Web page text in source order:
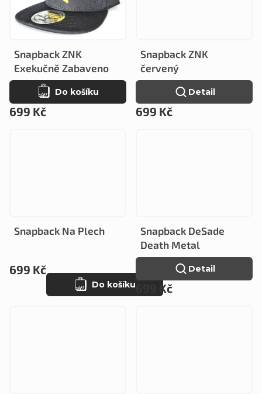
ů
Snapback ZNK
Exekučně Zabaveno
699 Kč
Do košíku
Snapback ZNK
červený
699 Kč
Detail
Snapback Na Plech
699 Kč
Do košíku
Snapback DeSade
Death Metal
699 Kč
Detail